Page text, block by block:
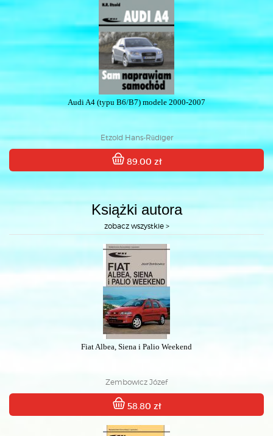
Audi A4 (typu B6/B7) modele 2000-2007
Etzold Hans-Rüdiger
89.00 zł
Książki autora
zobacz wszystkie >
Fiat Albea, Siena i Palio Weekend
Zembowicz Józef
58.80 zł